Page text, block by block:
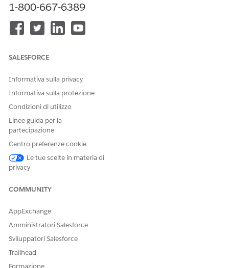
partecipanti a un unico appuntamento.
Considerazioni sulla pianificazione di gruppo
QUESTO ARTICOLO HA RISOLTO IL PROBLEMA?
Facci sapere, così possiamo migliorare!
1-800-667-6389
SALESFORCE
Informativa sulla privacy
Informativa sulla protezione
Condizioni di utilizzo
Linee guida per la
partecipazione
Centro preferenze cookie
Le tue scelte in materia di
privacy
COMMUNITY
AppExchange
Amministratori Salesforce
Sviluppatori Salesforce
Trailhead
Formazione